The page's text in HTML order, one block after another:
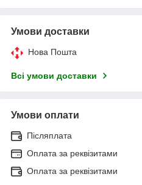
Умови доставки
Нова Пошта
Всі умови доставки
Умови оплати
Післяплата
Оплата за реквізитами
Оплата за реквізитами